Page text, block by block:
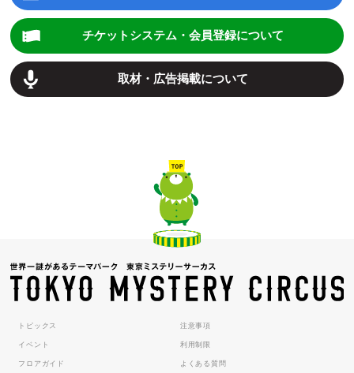
チケットシステム・会員登録について
取材・広告掲載について
トピックス
イベント
フロアガイド
注意事項
利用制限
よくある質問